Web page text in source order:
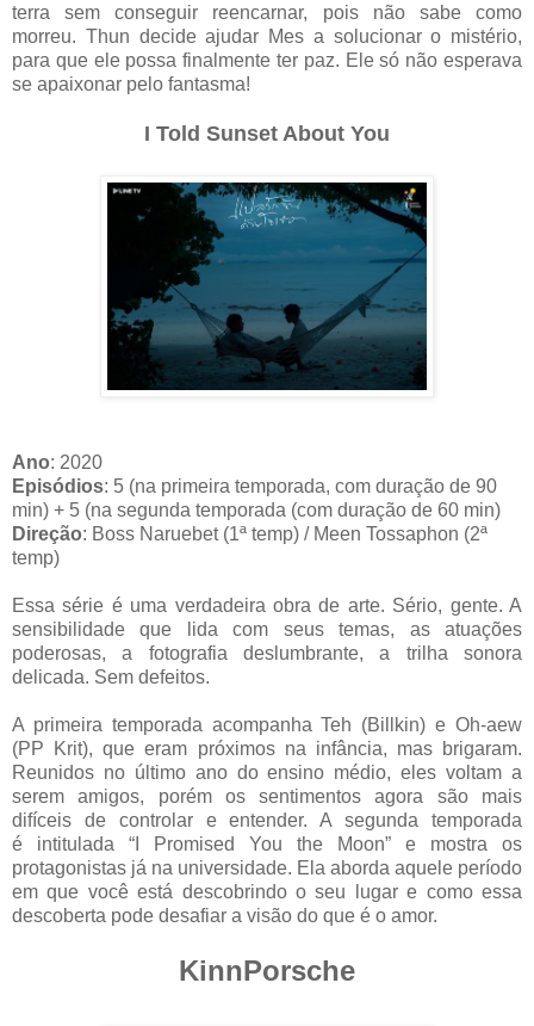
terra sem conseguir reencarnar, pois não sabe como
morreu. Thun decide ajudar Mes a solucionar o mistério,
para que ele possa finalmente ter paz. Ele só não esperava
se apaixonar pelo fantasma!
I Told Sunset About You
Ano: 2020
Episódios: 5 (na primeira temporada, com duração de 90
min) + 5 (na segunda temporada (com duração de 60 min)
Direção: Boss Naruebet (1ª temp) / Meen Tossaphon (2ª
temp)
Essa série é uma verdadeira obra de arte. Sério, gente. A
sensibilidade que lida com seus temas, as atuações
poderosas, a fotografia deslumbrante, a trilha sonora
delicada. Sem defeitos.
A primeira temporada acompanha Teh (Billkin) e Oh-aew
(PP Krit), que eram próximos na infância, mas brigaram.
Reunidos no último ano do ensino médio, eles voltam a
serem amigos, porém os sentimentos agora são mais
difíceis de controlar e entender. A segunda temporada
é intitulada “I Promised You the Moon” e mostra os
protagonistas já na universidade. Ela aborda aquele período
em que você está descobrindo o seu lugar e como essa
descoberta pode desafiar a visão do que é o amor.
KinnPorsche